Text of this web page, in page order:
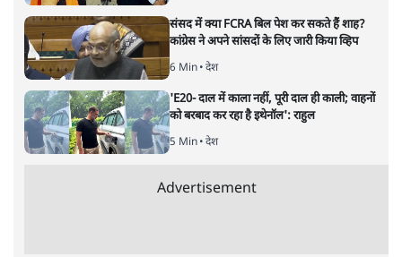
नहीं, जहाँ महिलाओं को प्रवेश नहीं करने दिया जाता है। ऐसे और कई
मंदिर हैं। हर मंदिर के पीछे कोई न कोई मिथक है, कोई न कोई कहानी
है, जिस आधार पर महिलाओं को प्रवेश से रोका गया है। लेकिन क्या
उसके पीछे पुरुषवादी मानसिकता नहीं है जो महिलाओं को कमतर
आँकता है?
सबरीमला का अयप्पा मंदिर देश का अकेला मंदिर नहीं है, जहां